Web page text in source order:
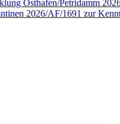
Osthafen/Petridamm
2026/AF/1691 zur